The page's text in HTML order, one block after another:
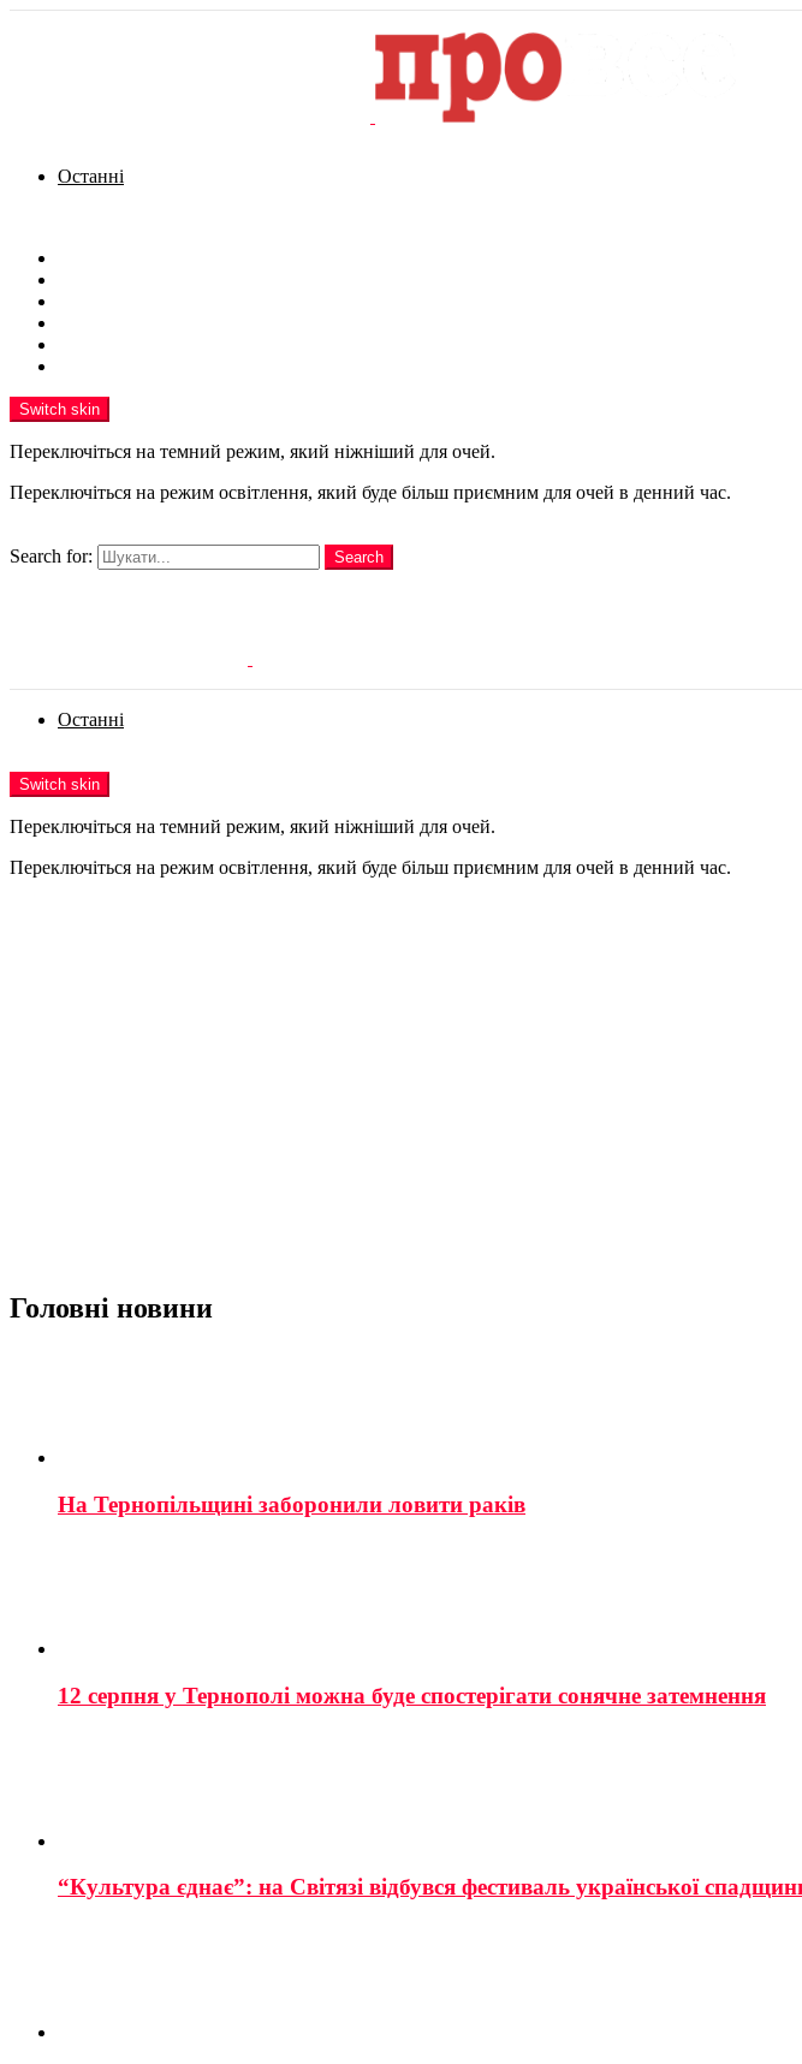
Останні
Switch skin
Переключіться на темний режим, який ніжніший для очей.
Переключіться на режим освітлення, який буде більш приємним для очей в денний час.
Search for:
Search
Останні
Switch skin
Переключіться на темний режим, який ніжніший для очей.
Переключіться на режим освітлення, який буде більш приємним для очей в денний час.
Головні новини
На Тернопільщині заборонили ловити раків
12 серпня у Тернополі можна буде спостерігати сонячне затемнення
“Культура єднає”: на Світязі відбувся фестиваль української